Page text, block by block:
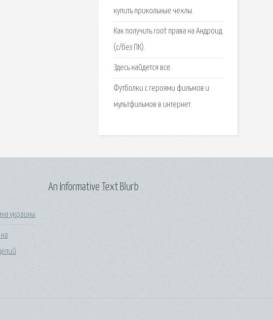
купить прикольные чехлы.
Как получить root права на Андроид
(c/без ПК).
Здесь найдется все.
Футболки с героями фильмов и
мультфильмов в интернет.
украины
An Informative Text Blurb